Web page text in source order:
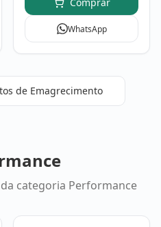
Comprar
WhatsApp
de Emagrecimento
categoria Performance